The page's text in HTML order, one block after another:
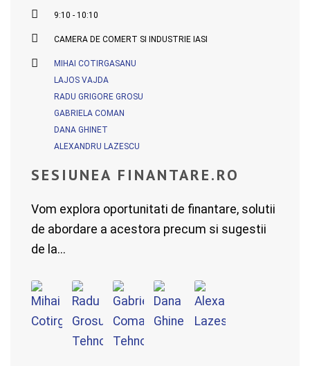
9:10 - 10:10
CAMERA DE COMERT SI INDUSTRIE IASI
MIHAI COTIRGASANU
LAJOS VAJDA
RADU GRIGORE GROSU
GABRIELA COMAN
DANA GHINET
ALEXANDRU LAZESCU
SESIUNEA FINANTARE.RO
Vom explora oportunitati de finantare, solutii
de abordare a acestora precum si sugestii
de la...